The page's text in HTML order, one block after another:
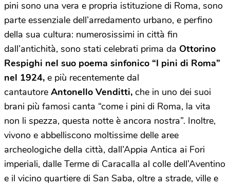
pini sono una vera e propria istituzione di Roma, sono
parte essenziale dell’arredamento urbano, e perfino
della sua cultura: numerosissimi in città fin
dall’antichità, sono stati celebrati prima da Ottorino
Respighi nel suo poema sinfonico “I pini di Roma”
nel 1924, e più recentemente dal
cantautore Antonello Venditti, che in uno dei suoi
brani più famosi canta “come i pini di Roma, la vita
non li spezza, questa notte è ancora nostra”. Inoltre,
vivono e abbelliscono moltissime delle aree
archeologiche della città, dall’Appia Antica ai Fori
imperiali, dalle Terme di Caracalla al colle dell’Aventino
e il vicino quartiere di San Saba, oltre a strade, ville e